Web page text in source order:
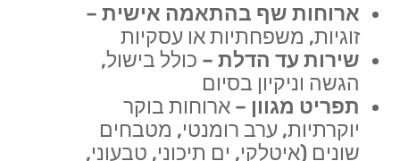
ארוחות שף בהתאמה אישית–
זוגיות, משפחתיות או עסקיות
שירות עד הדלת– כולל בישול,
הגשה וניקיון בסיום
תפריט מגוון – ארוחות בוקר
יוקרתיות, ערב רומנטי, מטבחים
שונים (איטלקי, ים תיכוני, טבעוני,